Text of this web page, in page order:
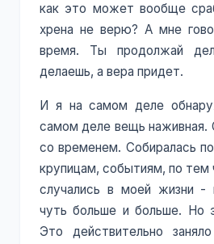
как это может вообще
хрена не верю? А мне
время. Ты продолжай
делаешь, а вера придет.
И я на самом деле
самом деле вещь наживная.
со временем. Собиралась
крупицам, событиям, по
случались в моей жизни -
чуть больше и больше. Но
Это действительно